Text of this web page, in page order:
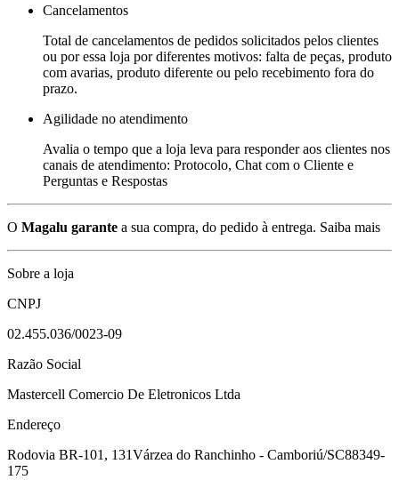
Cancelamentos
Total de cancelamentos de pedidos solicitados pelos clientes
ou por essa loja por diferentes motivos: falta de peças, produto
com avarias, produto diferente ou pelo recebimento fora do
prazo.
Agilidade no atendimento
Avalia o tempo que a loja leva para responder aos clientes nos
canais de atendimento: Protocolo, Chat com o Cliente e
Perguntas e Respostas
O Magalu garante a sua compra, do pedido à entrega. Saiba mais
Sobre a loja
CNPJ
02.455.036/0023-09
Razão Social
Mastercell Comercio De Eletronicos Ltda
Endereço
Rodovia BR-101, 131Várzea do Ranchinho - Camboriú/SC88349-
175